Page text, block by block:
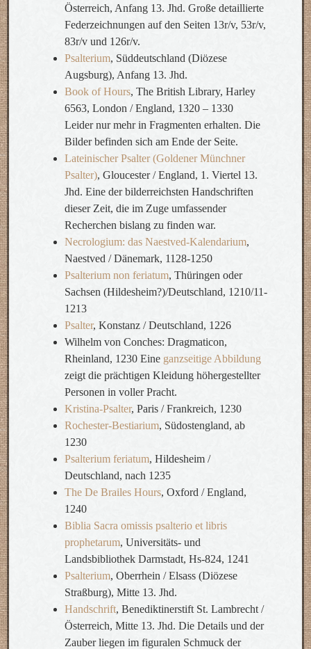
Österreich, Anfang 13. Jhd. Große detaillierte
Federzeichnungen auf den Seiten 13r/v, 53r/v,
83r/v und 126r/v.
Psalterium, Süddeutschland (Diözese
Augsburg), Anfang 13. Jhd.
Book of Hours, The British Library, Harley
6563, London / England, 1320 – 1330
Leider nur mehr in Fragmenten erhalten. Die
Bilder befinden sich am Ende der Seite.
Lateinischer Psalter (Goldener Münchner
Psalter), Gloucester / England, 1. Viertel 13.
Jhd. Eine der bilderreichsten Handschriften
dieser Zeit, die im Zuge umfassender
Recherchen bislang zu finden war.
Necrologium: das Naestved-Kalendarium,
Naestved / Dänemark, 1128-1250
Psalterium non feriatum, Thüringen oder
Sachsen (Hildesheim?)/Deutschland, 1210/11-
1213
Psalter, Konstanz / Deutschland, 1226
Wilhelm von Conches: Dragmaticon,
Rheinland, 1230 Eine ganzseitige Abbildung
zeigt die prächtigen Kleidung höhergestellter
Personen in voller Pracht.
Kristina-Psalter, Paris / Frankreich, 1230
Rochester-Bestiarium, Südostengland, ab
1230
Psalterium feriatum, Hildesheim /
Deutschland, nach 1235
The De Brailes Hours, Oxford / England,
1240
Biblia Sacra omissis psalterio et libris
prophetarum, Universitäts- und
Landsbibliothek Darmstadt, Hs-824, 1241
Psalterium, Oberrhein / Elsass (Diözese
Straßburg), Mitte 13. Jhd.
Handschrift, Benediktinerstift St. Lambrecht /
Österreich, Mitte 13. Jhd. Die Details und der
Zauber liegen im figuralen Schmuck der